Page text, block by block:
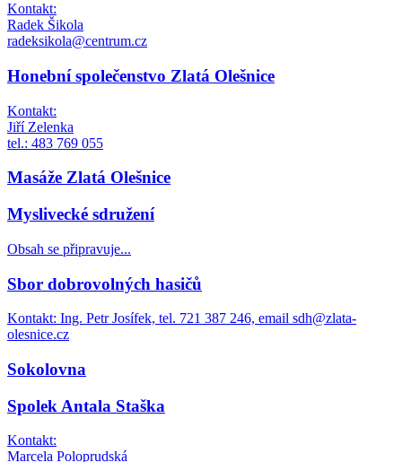
Kontakt:
Radek Šikola
radeksikola@centrum.cz
Honební společenstvo Zlatá Olešnice
Kontakt:
Jiří Zelenka
tel.: 483 769 055
Masáže Zlatá Olešnice
Myslivecké sdružení
Obsah se připravuje...
Sbor dobrovolných hasičů
Kontakt: Ing. Petr Josífek, tel. 721 387 246, email sdh@zlata-
olesnice.cz
Sokolovna
Spolek Antala Staška
Kontakt:
Marcela Poloprudská